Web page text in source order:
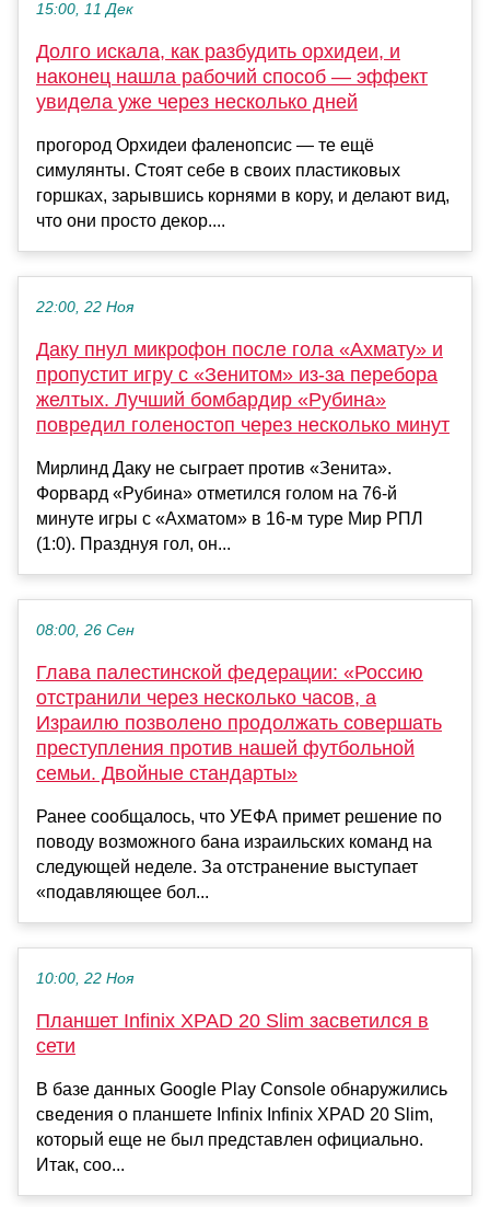
15:00, 11 Дек
Долго искала, как разбудить орхидеи, и
наконец нашла рабочий способ — эффект
увидела уже через несколько дней
прогород Орхидеи фаленопсис — те ещё
симулянты. Стоят себе в своих пластиковых
горшках, зарывшись корнями в кору, и делают вид,
что они просто декор....
22:00, 22 Ноя
Даку пнул микрофон после гола «Ахмату» и
пропустит игру с «Зенитом» из-за перебора
желтых. Лучший бомбардир «Рубина»
повредил голеностоп через несколько минут
Мирлинд Даку не сыграет против «Зенита».
Форвард «Рубина» отметился голом на 76-й
минуте игры с «Ахматом» в 16-м туре Мир РПЛ
(1:0). Празднуя гол, он...
08:00, 26 Сен
Глава палестинской федерации: «Россию
отстранили через несколько часов, а
Израилю позволено продолжать совершать
преступления против нашей футбольной
семьи. Двойные стандарты»
Ранее сообщалось, что УЕФА примет решение по
поводу возможного бана израильских команд на
следующей неделе. За отстранение выступает
«подавляющее бол...
10:00, 22 Ноя
Планшет Infinix XPAD 20 Slim засветился в
сети
В базе данных Google Play Console обнаружились
сведения о планшете Infinix Infinix XPAD 20 Slim,
который еще не был представлен официально.
Итак, соо...